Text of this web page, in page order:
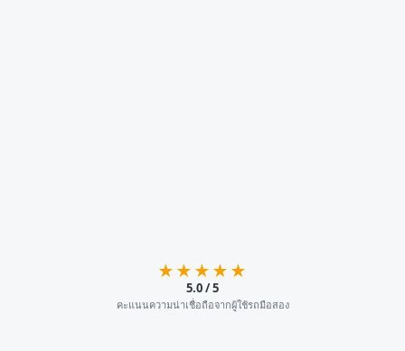
★★★★★
5.0 / 5
คะแนนความน่าเชื่อถือจากผู้ใช้รถมือสอง